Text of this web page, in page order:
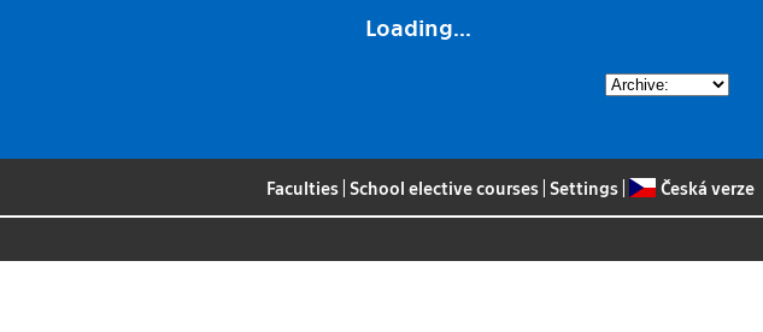
Loading...
Faculties School elective courses Settings Česká verze